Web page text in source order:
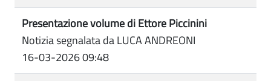
Presentazione volume di Ettore Piccinini
Notizia segnalata da LUCA ANDREONI
16-03-2026 09:48